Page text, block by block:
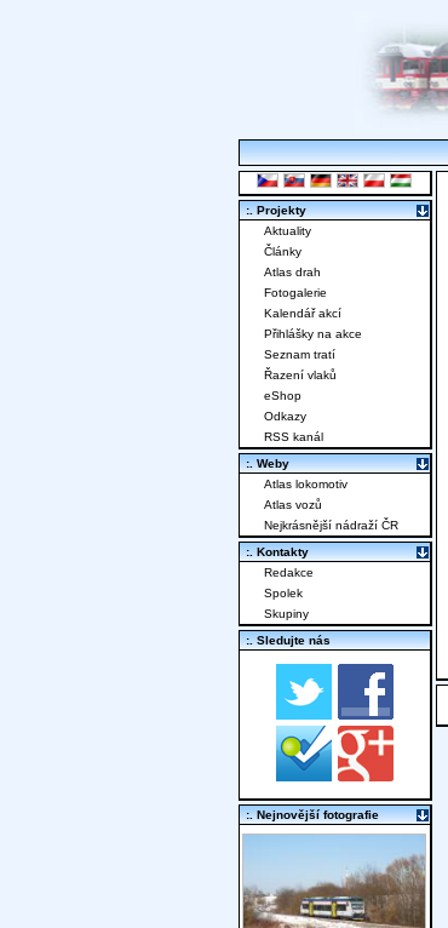
:. Projekty
Aktuality
Články
Atlas drah
Fotogalerie
Kalendář akcí
Přihlášky na akce
Seznam tratí
Řazení vlaků
eShop
Odkazy
RSS kanál
:. Weby
Atlas lokomotiv
Atlas vozů
Nejkrásnější nádraží ČR
:. Kontakty
Redakce
Spolek
Skupiny
:. Sledujte nás
:. Nejnovější fotografie